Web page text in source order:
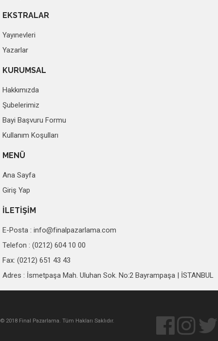
EKSTRALAR
Yayınevleri
Yazarlar
KURUMSAL
Hakkımızda
Şubelerimiz
Bayi Başvuru Formu
Kullanım Koşulları
MENÜ
Ana Sayfa
Giriş Yap
İLETİŞİM
E-Posta : info@finalpazarlama.com
Telefon : (0212) 604 10 00
Fax: (0212) 651 43 43
Adres : İsmetpaşa Mah. Uluhan Sok. No:2 Bayrampaşa | İSTANBUL
© 2018 Final Pazarlama. Tüm Hakları Saklıdır.